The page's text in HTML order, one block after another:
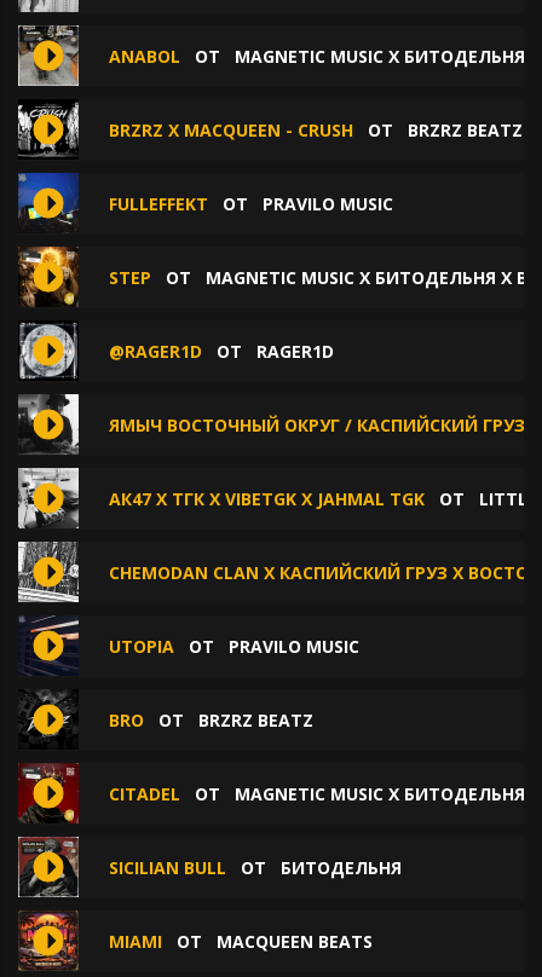
ANABOL ОТ MAGNETIC MUSIC X БИТОДЕЛЬНЯ X
BRZRZ X MACQUEEN - CRUSH ОТ BRZRZ BEATZ
FULLEFFEKT ОТ PRAVILO MUSIC
STEP ОТ MAGNETIC MUSIC X БИТОДЕЛЬНЯ X
@RAGER1D ОТ RAGER1D
ЯМЫЧ ВОСТОЧНЫЙ ОКРУГ / КАСПИЙСКИЙ ГРУЗ
АК47 X ТГК X VIBETGK X JAHMAL TGK ОТ LITTLE
CHEMODAN CLAN X КАСПИЙСКИЙ ГРУЗ X
UTOPIA ОТ PRAVILO MUSIC
BRO ОТ BRZRZ BEATZ
CITADEL ОТ MAGNETIC MUSIC X БИТОДЕЛЬНЯ X
SICILIAN BULL ОТ БИТОДЕЛЬНЯ
MIAMI ОТ MACQUEEN BEATS